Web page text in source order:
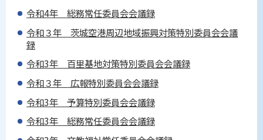
令和4年 総務常任委員会会議録
令和３年 茨城空港周辺地域振興対策特別委員会会議
録
令和3年 百里基地対策特別委員会会議録
令和３年 広報特別委員会会議録
令和3年 予算特別委員会会議録
令和3年 総務常任委員会会議録